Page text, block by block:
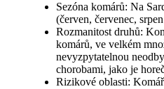
Sezóna komárů: Na
(červen, červenec,
Rozmanitost druhů:
komárů, ve velkém
nevyzpytatelnou
chorobami, jako je
Rizikové oblasti: